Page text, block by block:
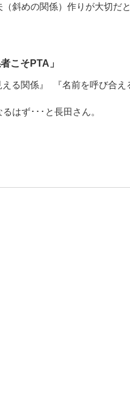
斜めの関係）作りが大切だ
そPTA 」
る関係』 『名前を呼び合え
はず･･･と長田さん。